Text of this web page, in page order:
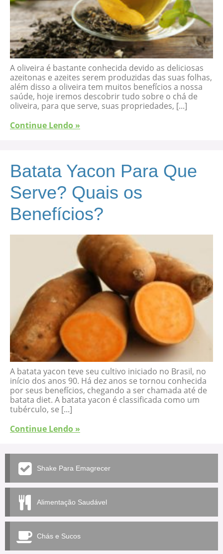
A oliveira é bastante conhecida devido as deliciosas
azeitonas e azeites serem produzidas das suas folhas,
além disso a oliveira tem muitos benefícios a nossa
saúde, hoje iremos descobrir tudo sobre o chá de
oliveira, para que serve, suas propriedades, [...]
Continue Lendo »
Batata Yacon Para Que
Serve? Quais os
Benefícios?
A batata yacon teve seu cultivo iniciado no Brasil, no
início dos anos 90. Há dez anos se tornou conhecida
por seus benefícios, chegando a ser chamada até de
batata diet. A batata yacon é classificada como um
tubérculo, se [...]
Continue Lendo »
Shake Para Emagrecer
Alimentação Saudável
Chás e Sucos